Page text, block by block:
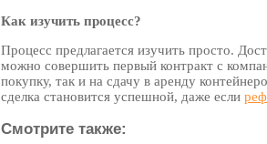
Как изучить процесс?
Процесс предлагается изучить просто.
можно совершить первый контракт с
покупку, так и на сдачу в аренду
сделка становится успешной, даже если
Смотрите также: